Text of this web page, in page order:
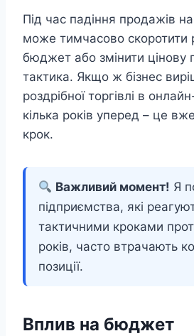
Під час падіння продажів
може тимчасово скоротити
бюджет або змінити цінову
тактика. Якщо ж бізнес
роздрібної торгівлі в
кілька років уперед – це
крок.
Важливий момент! Я
підприємства, які
тактичними кроками
років, часто втрачають
позиції.
Вплив на бюджет